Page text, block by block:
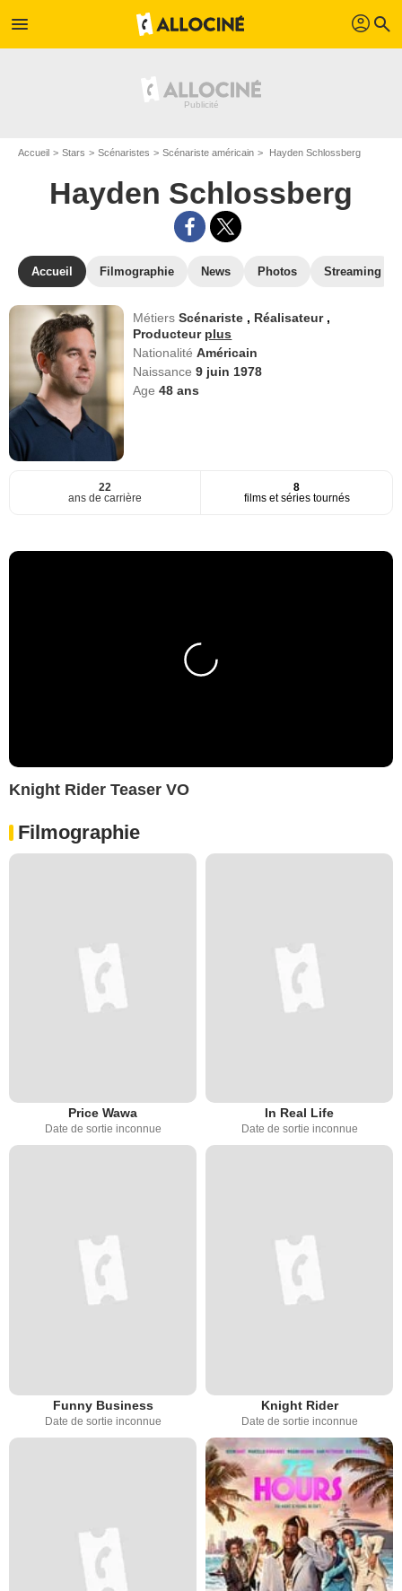
menu profil search
Accueil Stars Scénaristes Scénariste américain Hayden Schlossberg
Hayden Schlossberg
Accueil Filmographie News Photos Streaming
MétiersScénariste , Réalisateur ,
Producteur plus
NationalitéAméricain
Naissance9 juin 1978
Age48 ans
22
ans de carrière
8
films et séries tournés
Knight Rider Teaser VO
Filmographie
Price Wawa
Date de sortie inconnue
In Real Life
Date de sortie inconnue
Funny Business
Date de sortie inconnue
Knight Rider
Date de sortie inconnue